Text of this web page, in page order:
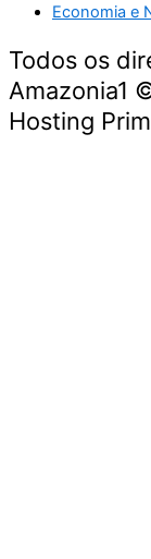
Economia e
Todos os
Amazonia1
Hosting